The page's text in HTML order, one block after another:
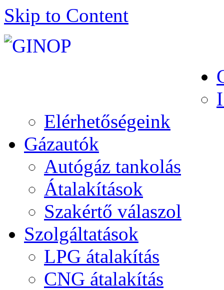
Skip to Content
Elérhetőségeink
Gázautók
Autógáz tankolás
Átalakítások
Szakértő válaszol
Szolgáltatások
LPG átalakítás
CNG átalakítás